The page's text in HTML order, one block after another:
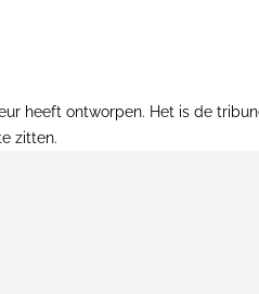
heeft ontworpen. Het is de
zitten.